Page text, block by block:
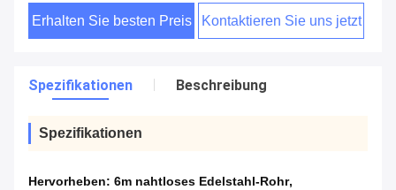
Erhalten Sie besten Preis Kontaktieren Sie uns jetzt
Spezifikationen Beschreibung
Spezifikationen
Hervorheben: 6m nahtloses Edelstahl-Rohr,